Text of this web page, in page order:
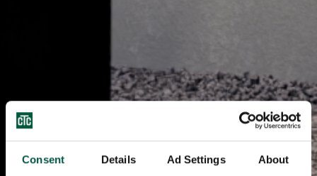
Consent Details Ad Settings About